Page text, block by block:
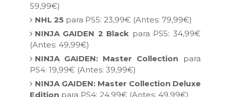
59,99€)
NHL 25para PS5: 23,99€ (Antes: 79,99€)
NINJA GAIDEN 2 Black para PS5: 34,99€
(Antes: 49,99€)
NINJA GAIDEN: Master Collection para
PS4: 19,99€ (Antes: 39,99€)
NINJA GAIDEN: Master Collection Deluxe
Editionpara PS4: 24,99€ (Antes: 49,99€)